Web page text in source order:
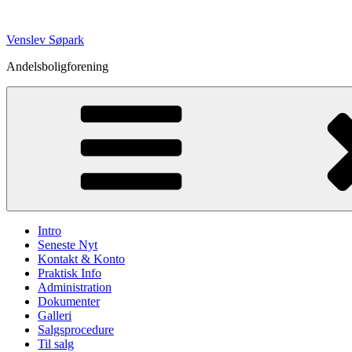
Skip
content
Venslev Søpark
Andelsboligforening
Intro
Seneste Nyt
Kontakt & Konto
Praktisk Info
Administration
Dokumenter
Galleri
Salgsprocedure
Til salg